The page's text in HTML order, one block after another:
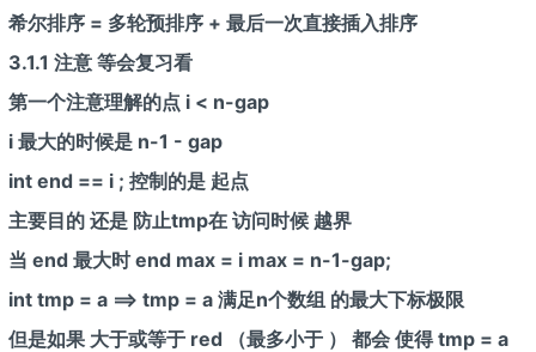
希尔排序 = 多轮预排序 + 最后一次直接插入排序
3.1.1 注意 等会复习看
第一个注意理解的点 i < n-gap
i 最大的时候是 n-1 - gap
int end == i ; 控制的是 起点
主要目的 还是 防止tmp在 访问时候 越界
当 end 最大时 end max = i max = n-1-gap;
int tmp = a==> tmp = a满足n个数组 的最大下标极限
但是如果 大于或等于 red （最多小于 ） 都会 使得 tmp = a